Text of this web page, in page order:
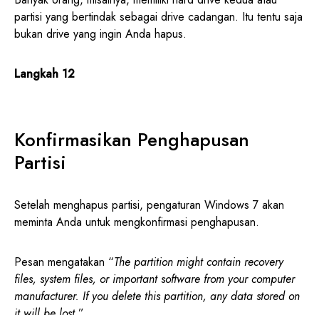
partisi yang bertindak sebagai drive cadangan. Itu tentu saja
bukan drive yang ingin Anda hapus.
Langkah 12
Konfirmasikan Penghapusan
Partisi
Setelah menghapus partisi, pengaturan Windows 7 akan
meminta Anda untuk mengkonfirmasi penghapusan.
Pesan mengatakan “The partition might contain recovery
files, system files, or important software from your computer
manufacturer. If you delete this partition, any data stored on